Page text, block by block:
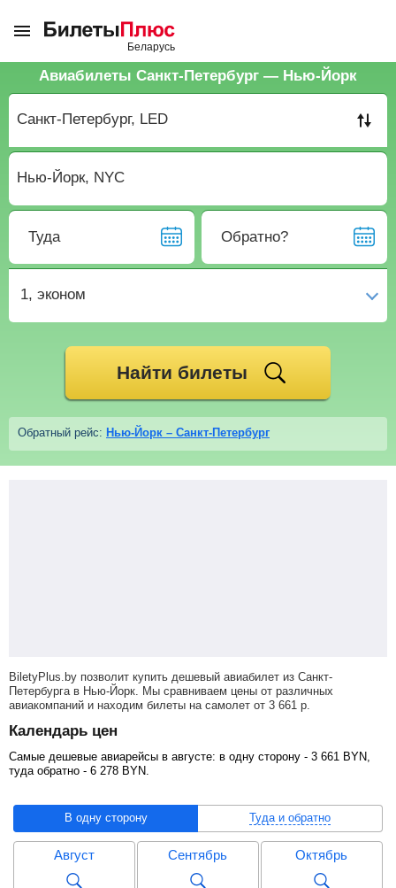
Авиабилеты Санкт-Петербург — Нью-Йорк
Туда Обратно?
1, эконом
Найти билеты
Обратный рейс: Нью-Йорк – Санкт-Петербург
BiletyPlus.by позволит купить дешевый авиабилет из Санкт-
Петербурга в Нью-Йорк. Мы сравниваем цены от различных
авиакомпаний и находим билеты на самолет от 3 661 р
Календарь цен
Самые дешевые авиарейсы в августе: в одну сторону - 3 661 BYN
туда обратно - 6 278 BYN
В одну сторону Туда и обратно
Август Сентябрь Октябрь